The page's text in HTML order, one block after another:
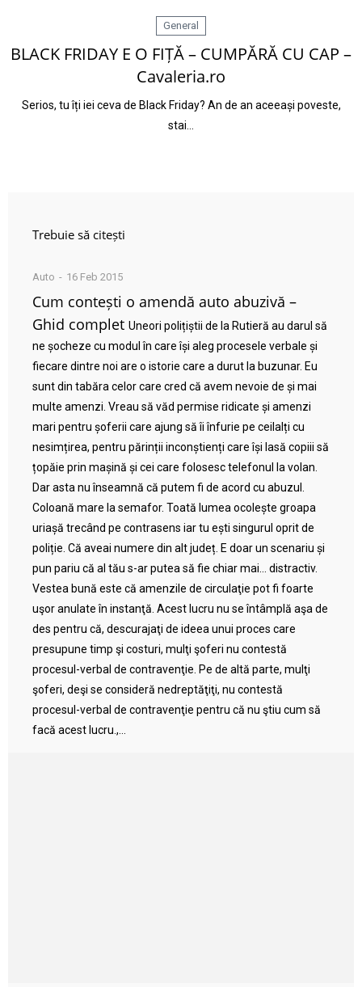
General
BLACK FRIDAY E O FIȚĂ – CUMPĂRĂ CU CAP –
Cavaleria.ro
Serios, tu îți iei ceva de Black Friday? An de an aceeași poveste,
stai…
Trebuie să citești
Auto 16 Feb 2015
Cum contești o amendă auto abuzivă –
Ghid complet Uneori polițiștii de la Rutieră au darul să
ne șocheze cu modul în care își aleg procesele verbale și
fiecare dintre noi are o istorie care a durut la buzunar. Eu
sunt din tabăra celor care cred că avem nevoie de și mai
multe amenzi. Vreau să văd permise ridicate și amenzi
mari pentru șoferii care ajung să îi înfurie pe ceilalți cu
nesimțirea, pentru părinții inconștienți care își lasă copiii să
țopăie prin mașină și cei care folosesc telefonul la volan.
Dar asta nu înseamnă că putem fi de acord cu abuzul.
Coloană mare la semafor. Toată lumea ocolește groapa
uriașă trecând pe contrasens iar tu ești singurul oprit de
poliție. Că aveai numere din alt județ. E doar un scenariu și
pun pariu că al tău s-ar putea să fie chiar mai… distractiv.
Vestea bună este că amenzile de circulaţie pot fi foarte
uşor anulate în instanţă. Acest lucru nu se întâmplă aşa de
des pentru că, descurajaţi de ideea unui proces care
presupune timp şi costuri, mulţi şoferi nu contestă
procesul-verbal de contravenţie. Pe de altă parte, mulţi
şoferi, deşi se consideră nedreptăţiţi, nu contestă
procesul-verbal de contravenţie pentru că nu ştiu cum să
facă acest lucru.,...